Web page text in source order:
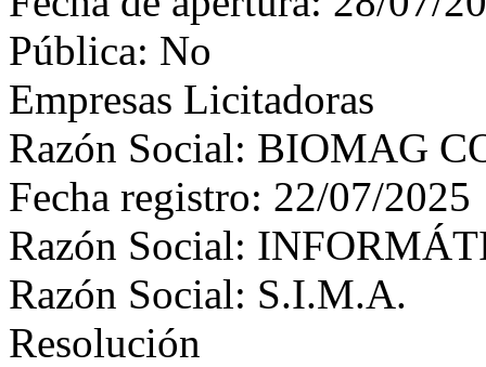
Pública: No
Empresas Licitadoras
Razón Social: BIOMAG
Fecha registro: 22/07/2025
Razón Social:
Razón Social: S.I.M.A.
Resolución